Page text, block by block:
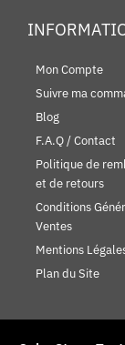
Mon Compte
Suivre ma
Blog
F.A.Q / Contact
Politique de
et de retours
Conditions
Ventes
Mentions
Plan du Site